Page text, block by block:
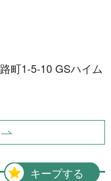
町1-5-10 GSハイム
キープする